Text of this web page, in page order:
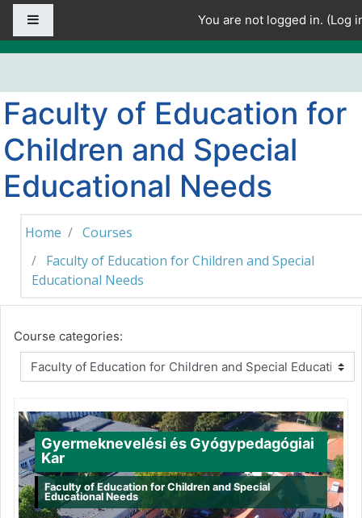
Skip to main content
You are not logged in. (Log
Faculty of Education for
Children and Special
Educational Needs
Home
Courses
Faculty of Education for Children and Special
Educational Needs
Course categories:
Gyermeknevelési és Gyógypedagógiai
Kar
Faculty of Education for Children and Special
Educational Needs